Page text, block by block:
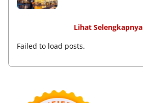
Lihat Selengkapnya
Failed to load posts.